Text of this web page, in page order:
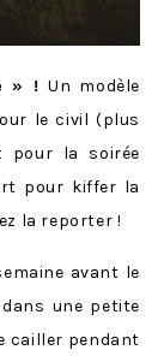
» ! Un modèle
le civil (plus
pour la soirée
pour kiffer la
la reporter !
avant le
une petite
cailler pendant